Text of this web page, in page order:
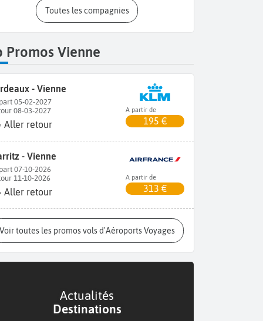
Toutes les compagnies
Promos Vienne
- Vienne
05-02-2027
08-03-2027
Aller retour
A partir de
195 €
- Vienne
07-10-2026
11-10-2026
Aller retour
A partir de
313 €
Voir toutes les promos vols d'Aéroports Voyages
Actualités
Destinations